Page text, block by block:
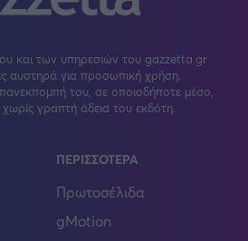
και των υπηρεσιών του gazzetta.gr
αυστηρά για προσωπική χρήση.
του, σε οποιοδήποτε μέσο,
γραπτή άδεια του εκδότη.
ΠΕΡΙΣΣΟΤΕΡΑ
Πρωτοσέλιδα
gMotion